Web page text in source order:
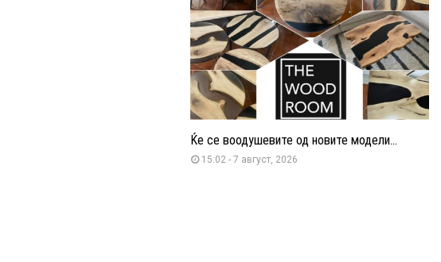
Ќе се воодушевите од новите модели...
15:02 - 7 август, 2026